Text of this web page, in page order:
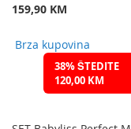
159,90 KM
Brza kupovina
38% ŠTEDITE
120,00 KM